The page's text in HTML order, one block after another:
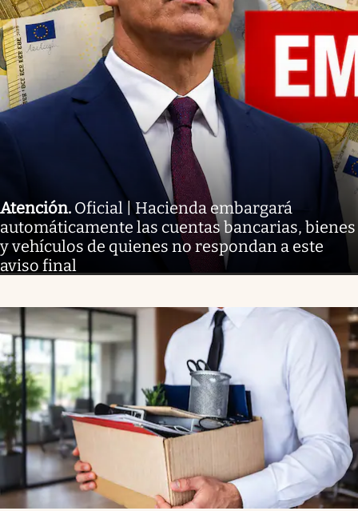
Atención. Oficial | Hacienda embargará
automáticamente las cuentas bancarias, bienes
y vehículos de quienes no respondan a este
aviso final